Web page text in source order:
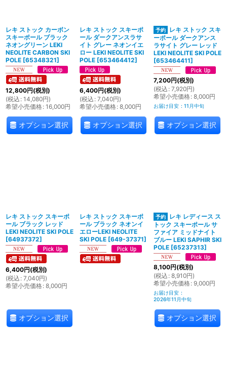
レキ ストック カーボン
スキーポール ブラック
ネオングリーン LEKI
NEOLITE CARBON SKI
POLE [65348321]
12,800円(税別)
(税込 : 14,080円)
希望小売価格: 16,000円
オプション選択
レキ ストック スキーポ
ール ダークアンスラサ
イト グレー ネオンイエ
ロー LEKI NEOLITE SKI
POLE [653464412]
6,400円(税別)
(税込 : 7,040円)
希望小売価格: 8,000円
オプション選択
レキ ストック スキ
ーポール ダークアンス
ラサイト グレー レッド
LEKI NEOLITE SKI POLE
[653464411]
7,200円(税別)
(税込 : 7,920円)
希望小売価格: 8,000円
お届け目安 : 11月中旬
オプション選択
レキ ストック スキーポ
ール ブラック レッド
LEKI NEOLITE SKI POLE
[64937372]
6,400円(税別)
(税込 : 7,040円)
希望小売価格: 8,000円
オプション選択
レキ ストック スキーポ
ール ブラック ネオンイ
エローLEKI NEOLITE
SKI POLE [649-37371]
レキ レディース ス
トック スキーポール サ
ファイア ミッドナイト
ブルー LEKI SAPHIR SKI
POLE [65237313]
8,100円(税別)
(税込 : 8,910円)
希望小売価格: 9,000円
お届け目安 :
2026年11月中旬
オプション選択